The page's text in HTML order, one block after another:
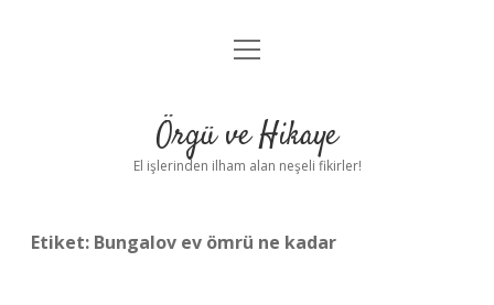
Anasayfa
Yasal Uyarı
menüyü
Örgü ve Hikaye
El işlerinden ilham alan neşeli fikirler!
Etiket: Bungalov ev ömrü ne kadar